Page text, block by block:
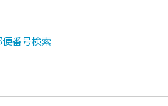
番号検索